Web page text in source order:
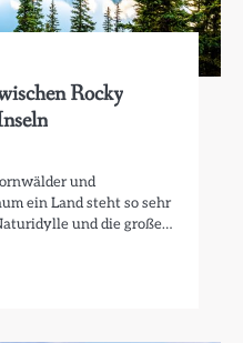
Rocky
und
ein Land steht so sehr
und die große…